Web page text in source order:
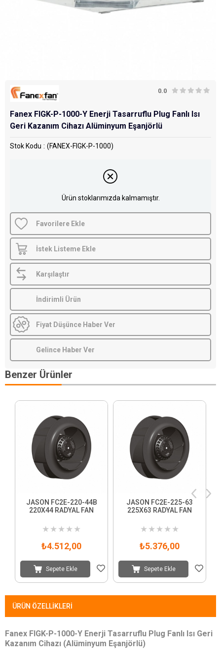
0.0
Fanex FIGK-P-1000-Y Enerji Tasarruflu Plug Fanlı Isı
Geri Kazanım Cihazı Alüminyum Eşanjörlü
Stok Kodu (FANEX-FIGK-P-1000)
Ürün stoklarımızda kalmamıştır.
Favorilere Ekle
İstek Listeme Ekle
Karşılaştır
İndirimli Ürün
Fiyat Düşünce Haber Ver
Gelince Haber Ver
Benzer Ürünler
JASON FC2E-220-44B
220X44 RADYAL FAN
★ ★ ★ ★ ★
₺4.512,00
Sepete Ekle
JASON FC2E-225-63
225X63 RADYAL FAN
★ ★ ★ ★ ★
₺5.376,00
Sepete Ekle
ÜRÜN ÖZELLIKLERI
Fanex FIGK-P-1000-Y Enerji Tasarruflu Plug Fanlı Isı Geri
Kazanım Cihazı (Alüminyum Eşanjörlü)